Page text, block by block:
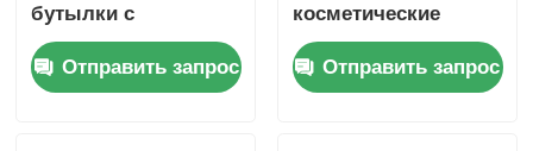
бутылки с
парфюмерным
спреем 5 мл 15 мл
30 мл 150 мл
Отправить запрос
косметические
спрейные бутылки
100 мл 200 мл
Бамбуковые
Отправить запрос